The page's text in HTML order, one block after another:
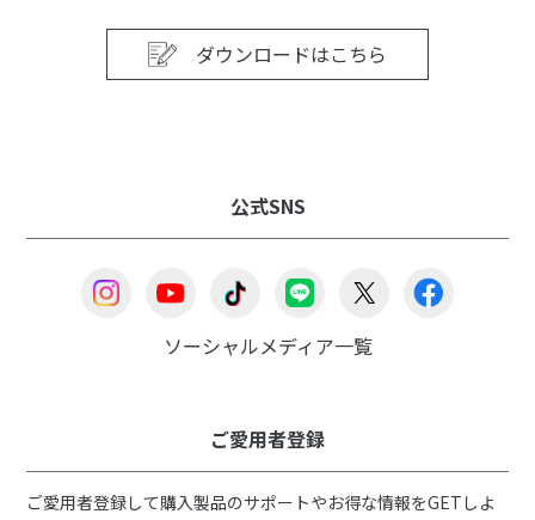
ダウンロードはこちら
公式SNS
ソーシャルメディア一覧
ご愛用者登録
ご愛用者登録して購入製品のサポートやお得な情報をGETしよ